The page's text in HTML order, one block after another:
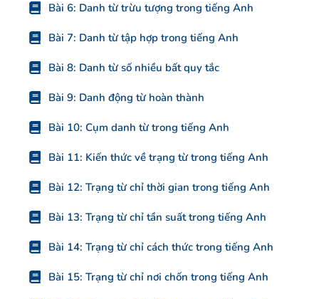
Bài 6: Danh từ trừu tượng trong tiếng Anh
Bài 7: Danh từ tập hợp trong tiếng Anh
Bài 8: Danh từ số nhiều bất quy tắc
Bài 9: Danh động từ hoàn thành
Bài 10: Cụm danh từ trong tiếng Anh
Bài 11: Kiến thức về trạng từ trong tiếng Anh
Bài 12: Trạng từ chỉ thời gian trong tiếng Anh
Bài 13: Trạng từ chỉ tần suất trong tiếng Anh
Bài 14: Trạng từ chỉ cách thức trong tiếng Anh
Bài 15: Trạng từ chỉ nơi chốn trong tiếng Anh